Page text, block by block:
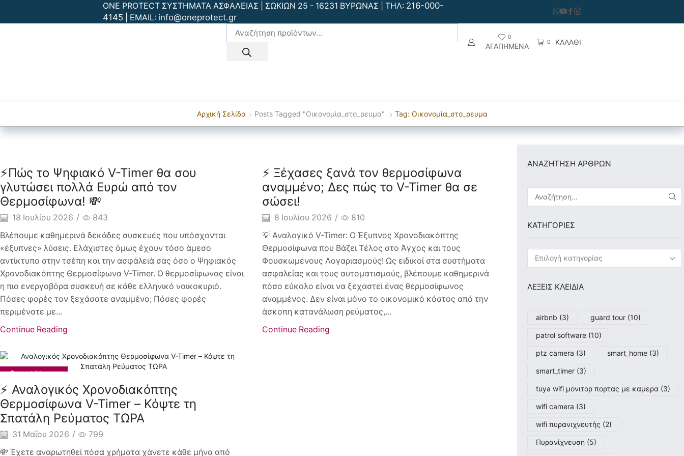
ONE PROTECT ΣΥΣΤΗΜΑΤΑ ΑΣΦΑΛΕΙΑΣ | ΣΩΚΙΩΝ 25 - 16231 ΒΥΡΩΝΑΣ | ΤΗΛ: 216-000-
4145 | EMAIL: info@oneprotect.gr
0
ΑΓΑΠΗΜΕΝΑ 0 ΚΑΛΑΘΙ
Αρχική Σελίδα Posts Tagged "οικονομία_στο_ρευμα" Tag: Οικονομία_στο_ρευμα
Smart Home
⚡Πώς το Ψηφιακό V-Timer θα σου
γλυτώσει πολλά Ευρώ από τον
Θερμοσίφωνα! 💸
18 Ιουλίου 2026 /
843
Βλέπουμε καθημερινά δεκάδες συσκευές που υπόσχονται
«έξυπνες» λύσεις. Ελάχιστες όμως έχουν τόσο άμεσο
αντίκτυπο στην τσέπη και την ασφάλειά σας όσο ο Ψηφιακός
Χρονοδιακόπτης Θερμοσίφωνα V-Timer. Ο θερμοσίφωνας είναι
η πιο ενεργοβόρα συσκευή σε κάθε ελληνικό νοικοκυριό.
Πόσες φορές τον ξεχάσατε αναμμένο; Πόσες φορές
περιμένατε με...
Continue Reading
Smart Home
⚡ Ξέχασες ξανά τον θερμοσίφωνα
αναμμένο; Δες πώς το V-Timer θα σε
σώσει!
8 Ιουλίου 2026 /
810
💡 Αναλογικό V-Timer: Ο Έξυπνος Χρονοδιακόπτης
Θερμοσίφωνα που Βάζει Τέλος στο Άγχος και τους
Φουσκωμένους Λογαριασμούς! Ως ειδικοί στα συστήματα
ασφαλείας και τους αυτοματισμούς, βλέπουμε καθημερινά
πόσο εύκολο είναι να ξεχαστεί ένας θερμοσίφωνος
αναμμένος. Δεν είναι μόνο το οικονομικό κόστος από την
άσκοπη κατανάλωση ρεύματος,...
Continue Reading
Smart Home
⚡ Αναλογικός Χρονοδιακόπτης
Θερμοσίφωνα V-Timer – Κόψτε τη
Σπατάλη Ρεύματος ΤΩΡΑ
31 Μαΐου 2026 /
799
💸 Έχετε αναρωτηθεί πόσα χρήματα χάνετε κάθε μήνα από
ΑΝΑΖΗΤΗΣΗ ΑΡΘΡΩΝ
KΑΤΗΓΟΡΊΕΣ
ΛΕΞΕΙΣ ΚΛΕΙΔΙΑ
airbnb (3) guard tour (10)
patrol software(10)
ptz camera (3) smart_home (3)
smart_timer(3)
tuya wifi μονιτορ πορτας με καμερα (3)
wifi camera (3)
wifi πυρανιχνευτής (2)
Πυρανίχνευση (5)